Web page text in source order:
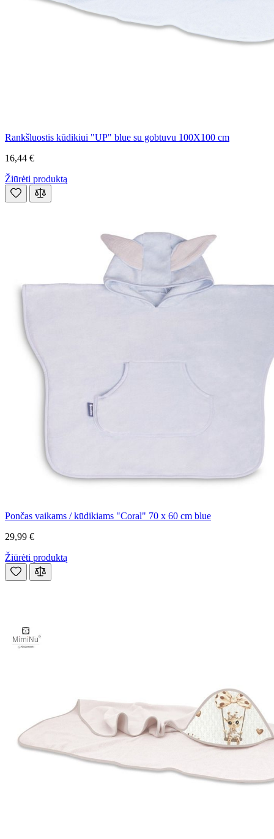
Rankšluostis kūdikiui "UP" blue su gobtuvu 100X100 cm
16,44 €
Žiūrėti produktą
Pončas vaikams / kūdikiams "Coral" 70 x 60 cm blue
29,99 €
Žiūrėti produktą